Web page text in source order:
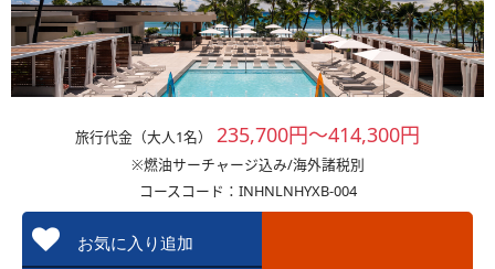
旅行代金（大人1名） 235,700円～414,300円
※燃油サーチャージ込み/海外諸税別
コースコード：INHNLNHYXB-004
お気に入り追加